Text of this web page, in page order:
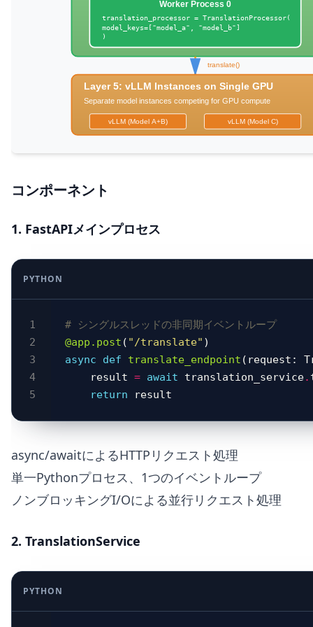
コンポーネント
1. FastAPIメインプロセス
PYTHON
# シングルスレッドの非同期イベントループ
@app.post ( "/translate"
async
def
translate_endpoint
    result
= await translation_service.
return
async/awaitによるHTTPリクエスト処理
単一Pythonプロセス、1つのイベントループ
ノンブロッキングI/Oによる並行リクエスト処理
2. TranslationService
PYTHON